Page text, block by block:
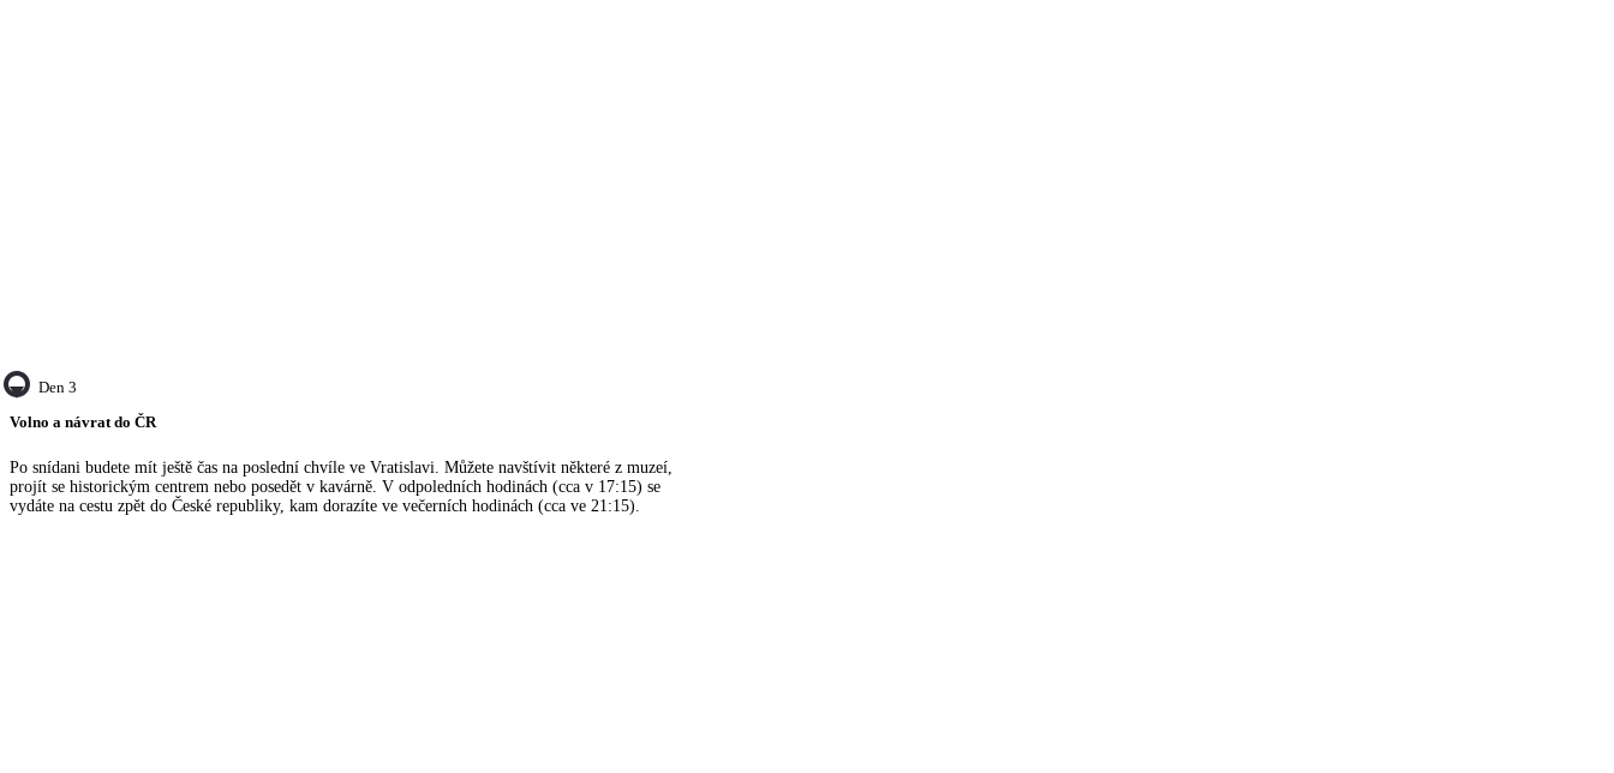
Den 3
Volno a návrat do ČR
Po snídani budete mít ještě čas na poslední chvíle ve Vratislavi. Můžete navštívit některé z muzeí,
projít se historickým centrem nebo posedět v kavárně. V odpoledních hodinách (cca v 17:15) se
vydáte na cestu zpět do České republiky, kam dorazíte ve večerních hodinách (cca ve 21:15).